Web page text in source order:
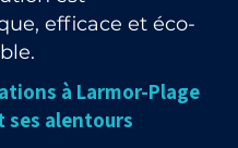
efficace et éco-
à Larmor-Plage
ses alentours